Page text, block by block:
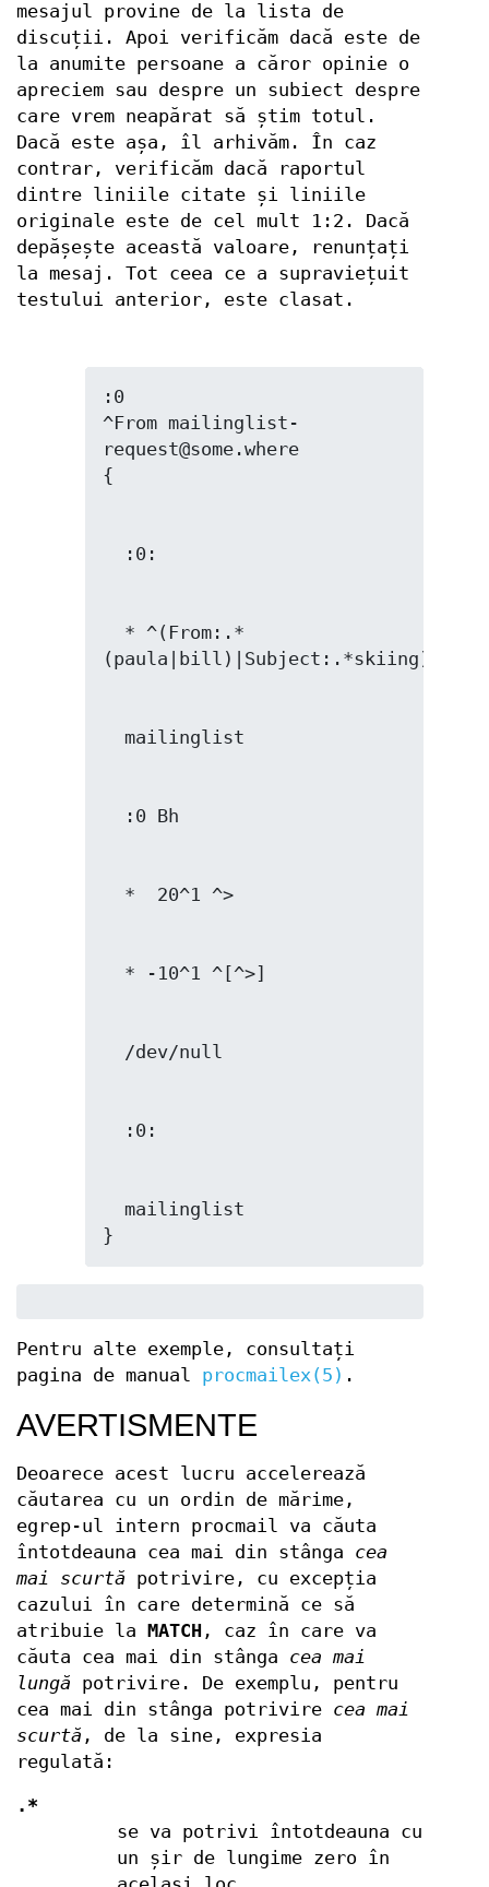
mesajul provine de la lista de
discuții. Apoi verificăm dacă este de
la anumite persoane a căror opinie o
apreciem sau despre un subiect despre
care vrem neapărat să știm totul.
Dacă este așa, îl arhivăm. În caz
contrar, verificăm dacă raportul
dintre liniile citate și liniile
originale este de cel mult 1:2. Dacă
depășește această valoare, renunțați
la mesaj. Tot ceea ce a supraviețuit
testului anterior, este clasat.
:0
^From mailinglist-
request@some.where
}
Pentru alte exemple, consultați
pagina de manual procmailex(5) .
AVERTISMENTE
Deoarece acest lucru accelerează
căutarea cu un ordin de mărime,
egrep-ul intern procmail va căuta
întotdeauna cea mai din stânga cea
mai scurtă potrivire, cu excepția
cazului în care determină ce să
atribuie la MATCH , caz în care va
căuta cea mai din stânga cea mai
lungă potrivire. De exemplu, pentru
cea mai din stânga potrivire cea mai
scurtă , de la sine, expresia
regulată:
.*
se va potrivi întotdeauna cu
un șir de lungime zero în